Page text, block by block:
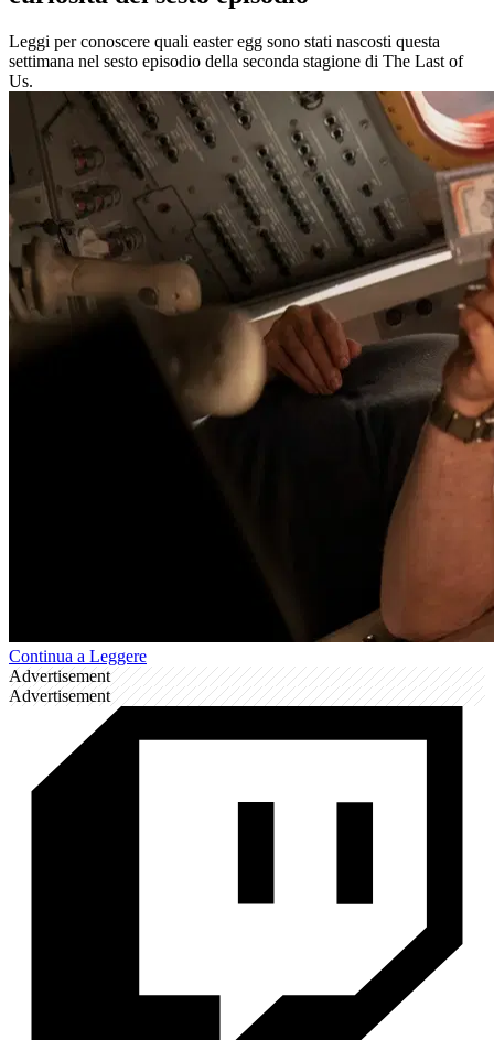
Leggi per conoscere quali easter egg sono stati nascosti questa
settimana nel sesto episodio della seconda stagione di The Last of
Us.
Continua a Leggere
Advertisement
Advertisement